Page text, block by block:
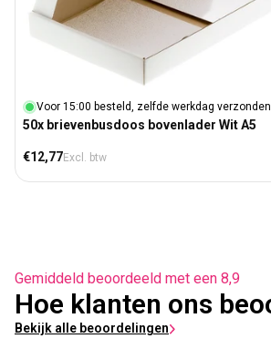
Voor 15:00 besteld, zelfde werkdag verzonden
50x brievenbusdoos bovenlader Wit A5
Normale prijs
€12,77Excl. btw
Gemiddeld beoordeeld met een 8,9
Hoe klanten ons
Bekijk alle beoordelingen